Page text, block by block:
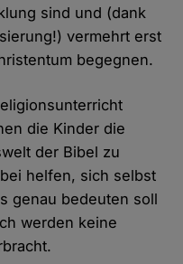
sind und (dank
vermehrt erst
begegnen.
die Kinder die
der Bibel zu
helfen, sich selbst
genau bedeuten soll
werden keine